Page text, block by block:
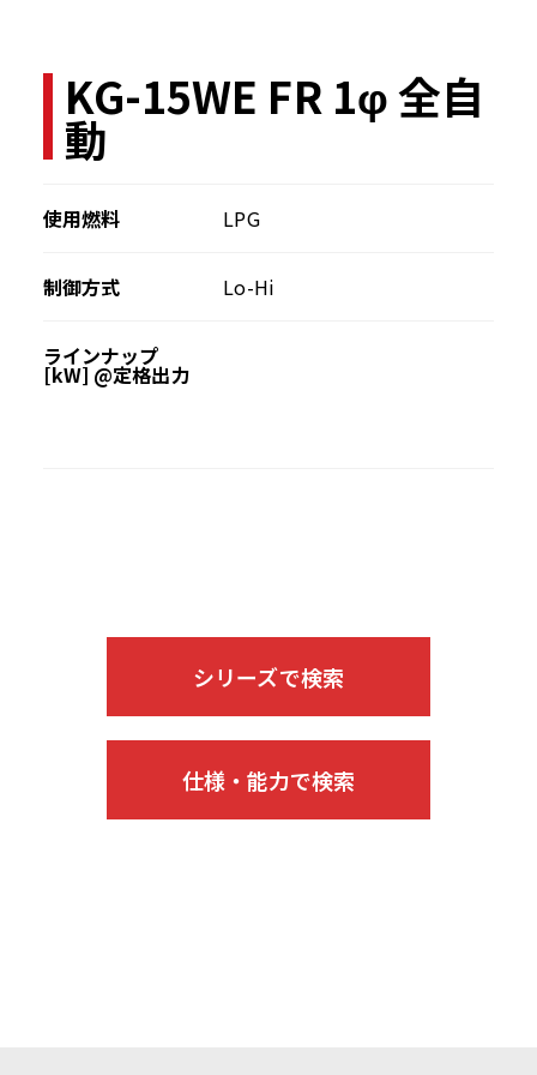
KG-15WE FR 1φ 全自
動
使用燃料 LPG
制御方式 Lo-Hi
ラインナップ
[kW] @定格出力
シリーズで検索
仕様・能力で検索